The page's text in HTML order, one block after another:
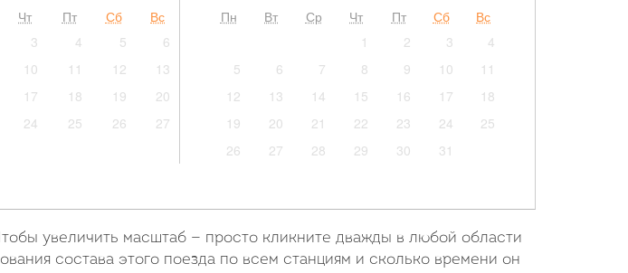
Чт Пт Сб
Вс
3 4 5
6
10 11 12
13
17 18 19
20
24 25 26
27
Пн Вт Ср Чт Пт Сб
Вс
1
2 3
4
5
6 7 8 9 10
11
12
13 14 15 16 17
18
19
20 21 22 23 24
25
26
27 28 29 30 31
увеличить масштаб — просто кликните дважды в любой области
состава этого поезда по всем станциям и сколько времени он